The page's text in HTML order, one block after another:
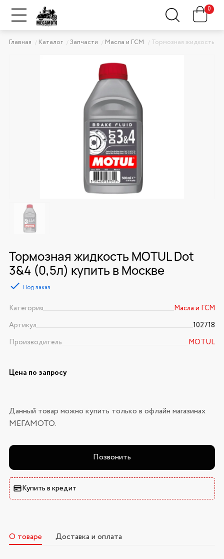
0
Главная Каталог Запчасти Масла и ГСМ Тормозная жидкость
Тормозная жидкость MOTUL Dot
3&4 (0,5л) купить в Москве
Под заказ
Категория
Масла и ГСМ
Артикул
102718
Производитель
MOTUL
Цена по запросу
Данный товар можно купить только в офлайн магазинах
МЕГАМОТО.
Позвонить
Купить в кредит
О товаре Доставка и оплата